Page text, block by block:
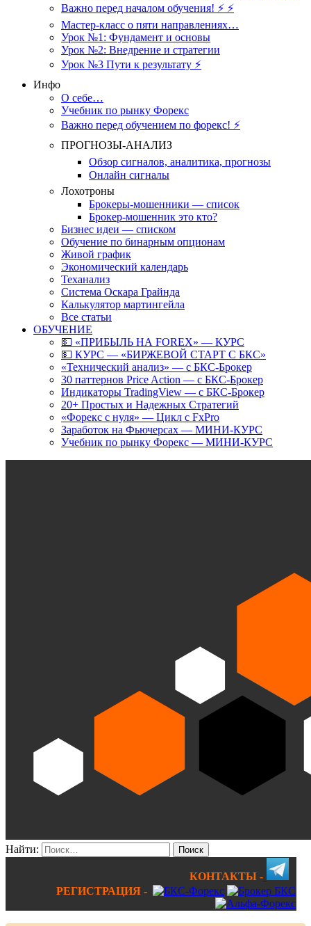
Важно перед началом обучения! ⚡ ⚡
Мастер-класс о пяти направлениях…
Урок №1: Фундамент и основы
Урок №2: Внедрение и стратегии
Урок №3 Пути к результату ⚡️
Инфо
О себе…
Учебник по рынку Форекс
Важно перед обучением по форекс! ⚡
ПРОГНОЗЫ-АНАЛИЗ
Обзор сигналов, аналитика, прогнозы
Онлайн сигналы
Лохотроны
Брокеры-мошенники — список
Брокер-мошенник это кто?
Бизнес идеи — списком
Обучение по бинарным опционам
Живой график
Экономический календарь
Теханализ
Система Оскара Грайнда
Калькулятор мартингейла
Все статьи
ОБУЧЕНИЕ
💵 «ПРИБЫЛЬ НА FOREX» — КУРС
💵 КУРС — «БИРЖЕВОЙ СТАРТ С БКС»
«Технический анализ» — с БКС-Брокер
30 паттернов Price Action — с БКС-Брокер
Индикаторы TradingView — с БКС-Брокер
20+ Простых и Надежных Стратегий
«Форекс с нуля» — Цикл с FxPro
Заработок на Фьючерсах — МИНИ-КУРС
Учебник по рынку Форекс — МИНИ-КУРС
Найти:
КОНТАКТЫ -
РЕГИСТРАЦИЯ -